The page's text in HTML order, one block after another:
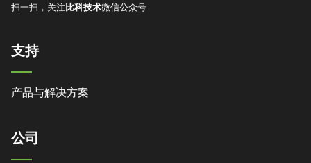
扫一扫，关注 比科技术微信公众号
支持
产品与解决方案
公司